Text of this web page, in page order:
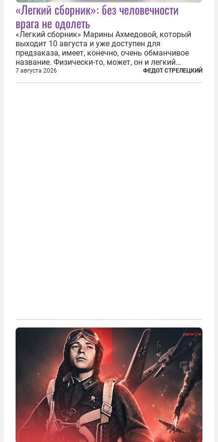
«Легкий сборник»: без человечности
врага не одолеть
«Легкий сборник» Марины Ахмедовой, который
выходит 10 августа и уже доступен для
предзаказа, имеет, конечно, очень обманчивое
название. Физически-то, может, он и легкий
относительно. Но метафизически —
безотносительно тяжелый. Десять рассказов,
7 августа 2026 ФЕДОТ СТРЕЛЕЦКИЙ